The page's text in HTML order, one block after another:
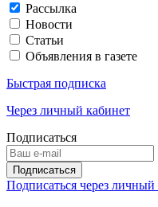
Рассылка
Новости
Статьи
Объявления в газете
Быстрая подписка
Через личный кабинет
Подписаться
Подписаться через личный